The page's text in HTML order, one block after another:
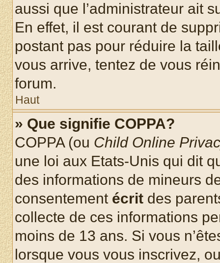
aussi que l’administrateur ait
En effet, il est courant de
postant pas pour réduire la
vous arrive, tentez de vous
forum.
Haut
» Que signifie COPPA?
COPPA (ou Child Online
une loi aux Etats-Unis qui dit
des informations de mineurs
consentement écrit des
collecte de ces informations
moins de 13 ans. Si vous
lorsque vous vous inscrivez,